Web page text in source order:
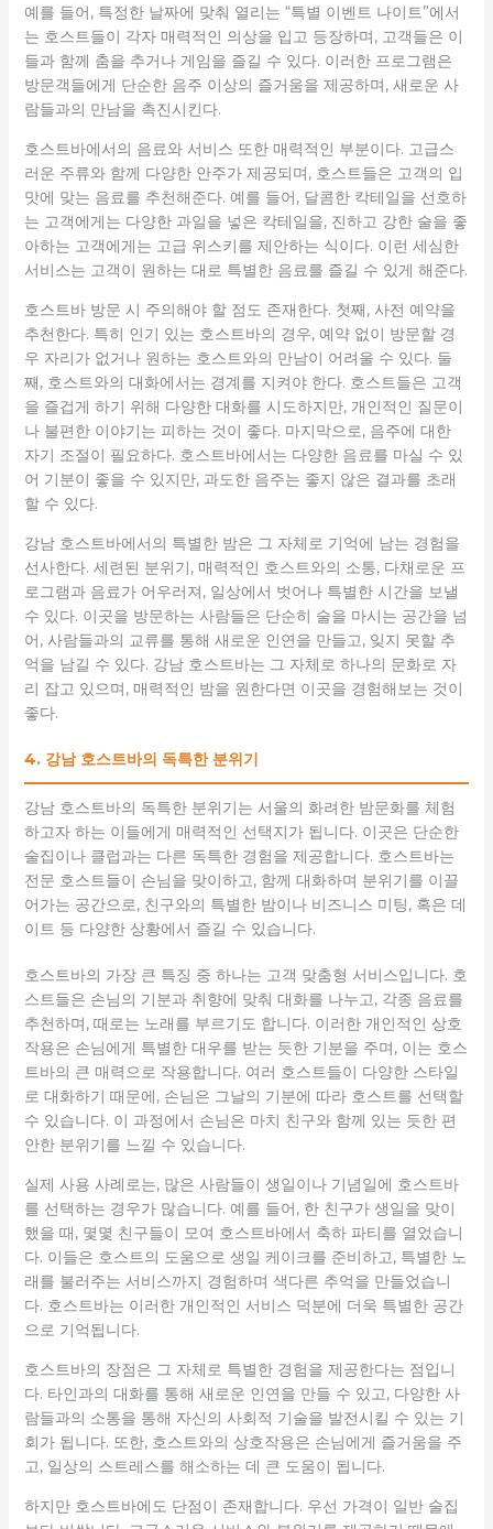
예를 들어, 특정한 날짜에 맞춰 열리는 “특별 이벤트 나이트”에서
는 호스트들이 각자 매력적인 의상을 입고 등장하며, 고객들은 이
들과 함께 춤을 추거나 게임을 즐길 수 있다. 이러한 프로그램은
방문객들에게 단순한 음주 이상의 즐거움을 제공하며, 새로운 사
람들과의 만남을 촉진시킨다.
호스트바에서의 음료와 서비스 또한 매력적인 부분이다. 고급스
러운 주류와 함께 다양한 안주가 제공되며, 호스트들은 고객의 입
맛에 맞는 음료를 추천해준다. 예를 들어, 달콤한 칵테일을 선호하
는 고객에게는 다양한 과일을 넣은 칵테일을, 진하고 강한 술을 좋
아하는 고객에게는 고급 위스키를 제안하는 식이다. 이런 세심한
서비스는 고객이 원하는 대로 특별한 음료를 즐길 수 있게 해준다.
호스트바 방문 시 주의해야 할 점도 존재한다. 첫째, 사전 예약을
추천한다. 특히 인기 있는 호스트바의 경우, 예약 없이 방문할 경
우 자리가 없거나 원하는 호스트와의 만남이 어려울 수 있다. 둘
째, 호스트와의 대화에서는 경계를 지켜야 한다. 호스트들은 고객
을 즐겁게 하기 위해 다양한 대화를 시도하지만, 개인적인 질문이
나 불편한 이야기는 피하는 것이 좋다. 마지막으로, 음주에 대한
자기 조절이 필요하다. 호스트바에서는 다양한 음료를 마실 수 있
어 기분이 좋을 수 있지만, 과도한 음주는 좋지 않은 결과를 초래
할 수 있다.
강남 호스트바에서의 특별한 밤은 그 자체로 기억에 남는 경험을
선사한다. 세련된 분위기, 매력적인 호스트와의 소통, 다채로운 프
로그램과 음료가 어우러져, 일상에서 벗어나 특별한 시간을 보낼
수 있다. 이곳을 방문하는 사람들은 단순히 술을 마시는 공간을 넘
어, 사람들과의 교류를 통해 새로운 인연을 만들고, 잊지 못할 추
억을 남길 수 있다. 강남 호스트바는 그 자체로 하나의 문화로 자
리 잡고 있으며, 매력적인 밤을 원한다면 이곳을 경험해보는 것이
좋다.
4. 강남 호스트바의 독특한 분위기
강남 호스트바의 독특한 분위기는 서울의 화려한 밤문화를 체험
하고자 하는 이들에게 매력적인 선택지가 됩니다. 이곳은 단순한
술집이나 클럽과는 다른 독특한 경험을 제공합니다. 호스트바는
전문 호스트들이 손님을 맞이하고, 함께 대화하며 분위기를 이끌
어가는 공간으로, 친구와의 특별한 밤이나 비즈니스 미팅, 혹은 데
이트 등 다양한 상황에서 즐길 수 있습니다.
호스트바의 가장 큰 특징 중 하나는 고객 맞춤형 서비스입니다. 호
스트들은 손님의 기분과 취향에 맞춰 대화를 나누고, 각종 음료를
추천하며, 때로는 노래를 부르기도 합니다. 이러한 개인적인 상호
작용은 손님에게 특별한 대우를 받는 듯한 기분을 주며, 이는 호스
트바의 큰 매력으로 작용합니다. 여러 호스트들이 다양한 스타일
로 대화하기 때문에, 손님은 그날의 기분에 따라 호스트를 선택할
수 있습니다. 이 과정에서 손님은 마치 친구와 함께 있는 듯한 편
안한 분위기를 느낄 수 있습니다.
실제 사용 사례로는, 많은 사람들이 생일이나 기념일에 호스트바
를 선택하는 경우가 많습니다. 예를 들어, 한 친구가 생일을 맞이
했을 때, 몇몇 친구들이 모여 호스트바에서 축하 파티를 열었습니
다. 이들은 호스트의 도움으로 생일 케이크를 준비하고, 특별한 노
래를 불러주는 서비스까지 경험하며 색다른 추억을 만들었습니
다. 호스트바는 이러한 개인적인 서비스 덕분에 더욱 특별한 공간
으로 기억됩니다.
호스트바의 장점은 그 자체로 특별한 경험을 제공한다는 점입니
다. 타인과의 대화를 통해 새로운 인연을 만들 수 있고, 다양한 사
람들과의 소통을 통해 자신의 사회적 기술을 발전시킬 수 있는 기
회가 됩니다. 또한, 호스트와의 상호작용은 손님에게 즐거움을 주
고, 일상의 스트레스를 해소하는 데 큰 도움이 됩니다.
하지만 호스트바에도 단점이 존재합니다. 우선 가격이 일반 술집